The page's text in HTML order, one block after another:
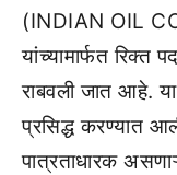
(INDIAN OIL
यांच्यामार्फत रिक्त
राबवली जात आहे.
प्रसिद्ध करण्यात
पात्रताधारक